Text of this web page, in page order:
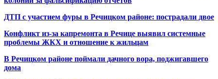
ДТП с участием фуры в Речицком районе: пострадали двое
Конфликт из-за капремонта в Речице выявил системные
проблемы ЖКХ и отношение к жильцам
В Речицком районе поймали дачного вора, поджигавшего
дома